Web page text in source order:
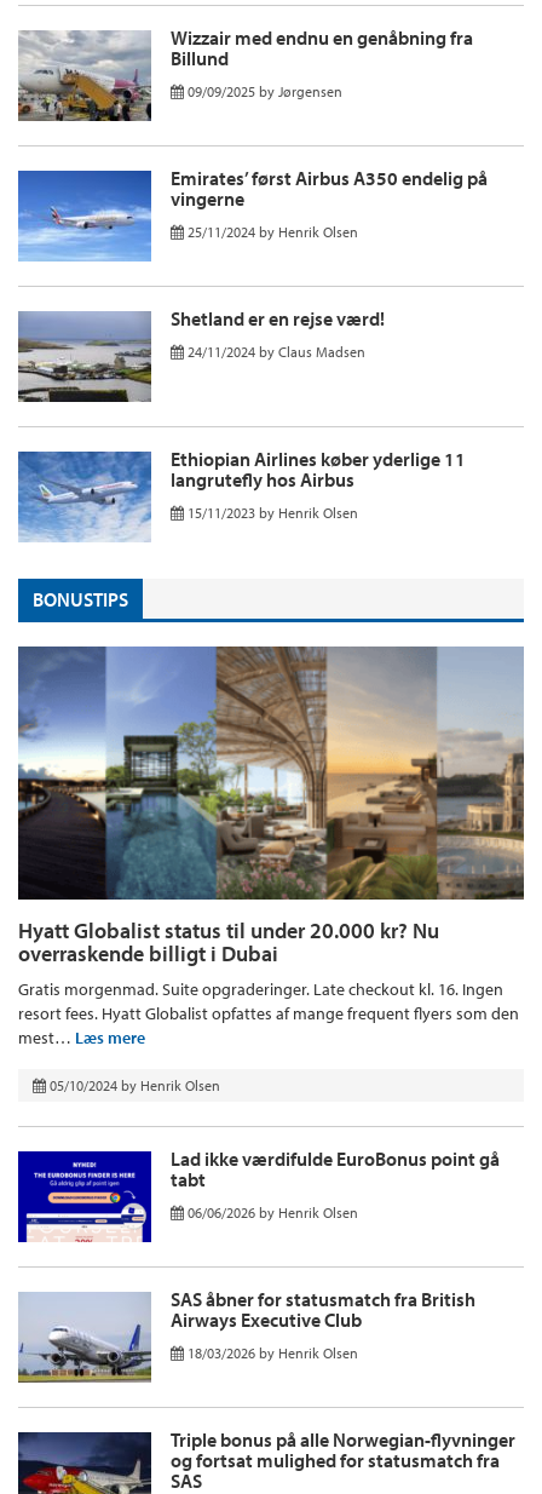
Wizzair med endnu en genåbning fra
Billund
09/09/2025 by Jørgensen
Emirates’ først Airbus A350 endelig på
vingerne
25/11/2024 by Henrik Olsen
Shetland er en rejse værd!
24/11/2024 by Claus Madsen
Ethiopian Airlines køber yderlige 11
langrutefly hos Airbus
15/11/2023 by Henrik Olsen
BONUSTIPS
Hyatt Globalist status til under 20.000 kr? Nu
overraskende billigt i Dubai
Gratis morgenmad. Suite opgraderinger. Late checkout kl. 16. Ingen
resort fees. Hyatt Globalist opfattes af mange frequent flyers som den
mest… Læs mere
05/10/2024 by Henrik Olsen
Lad ikke værdifulde EuroBonus point gå
tabt
06/06/2026 by Henrik Olsen
SAS åbner for statusmatch fra British
Airways Executive Club
18/03/2026 by Henrik Olsen
Triple bonus på alle Norwegian-flyvninger
og fortsat mulighed for statusmatch fra
SAS